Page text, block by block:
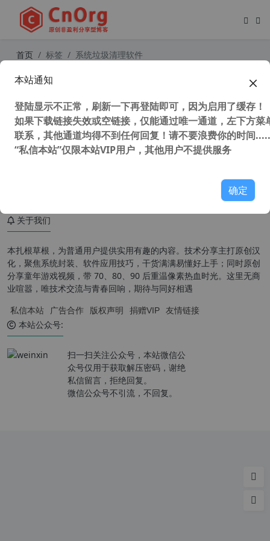
首页 标签 系统垃圾清理软件
Abelssoft WashAndGo (系统垃圾清
关于我们
本扎根草根，为普通用户提供实用有趣的内容。技术分享主打原创汉
化，聚焦系统封装、软件应用技巧，干货满满易懂好上手；同时原创
分享童年游戏视频，带 70、80、90 后重温像素热血时光。这里无商
业喧嚣，唯技术交流与青春回响，期待与同好相遇
私信本站 广告合作 版权声明 捐赠VIP 友情链接
本站公众号:
扫一扫关注公众号，本站微信公
众号仅用于获取解压密码，谢绝
私信留言，拒绝回复。
微信公众号不引流，不回复。
本站通知
登陆显示不正常，刷新一下再登陆即可，因为启用了缓存！
如果下载链接失效或空链接，仅能通过唯一通道，左下方菜
联系，其他通道均得不到任何回复！请不要浪费你的时间
“私信本站”仅限本站VIP用户，其他用户不提供服务
确定